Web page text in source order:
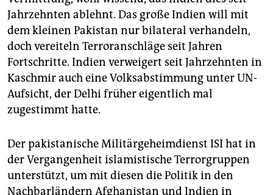
Jahrzehnten ablehnt. Das große Indien will mit
dem kleinen Pakistan nur bilateral verhandeln,
doch vereiteln Terroranschläge seit Jahren
Fortschritte. Indien verweigert seit Jahrzehnten in
Kaschmir auch eine Volksabstimmung unter UN-
Aufsicht, der Delhi früher eigentlich mal
zugestimmt hatte.
Der pakistanische Militärgeheimdienst ISI hat in
der Vergangenheit islamistische Terrorgruppen
unterstützt, um mit diesen die Politik in den
Nachbarländern Afghanistan und Indien in